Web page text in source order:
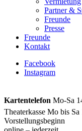
Partner &
Freunde
Presse
Freunde
Kontakt
Facebook
Instagram
Kartentelefon Mo-Sa
Theaterkasse Mo bis Sa
Vorstellungsbeginn